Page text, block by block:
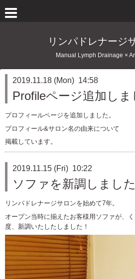
リンパドレナージ
Manual Lymph Drainage ×
2019.11.18 (Mon) 14:58
Profileページ追加しま
プロフィールページを追加しました。
プロフィール&サロン名の由来について
掲載しています。
2019.11.15 (Fri) 10:22
ソファを新調しまし
リンパドレナージサロンを始めて7年。
オープン当時に揃えたお客様用ソファが、
度、新調いたしたしました！